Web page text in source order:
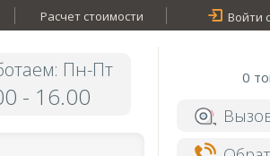
Расчет стоимости Войти
Пн-Пт
- 16.00
0